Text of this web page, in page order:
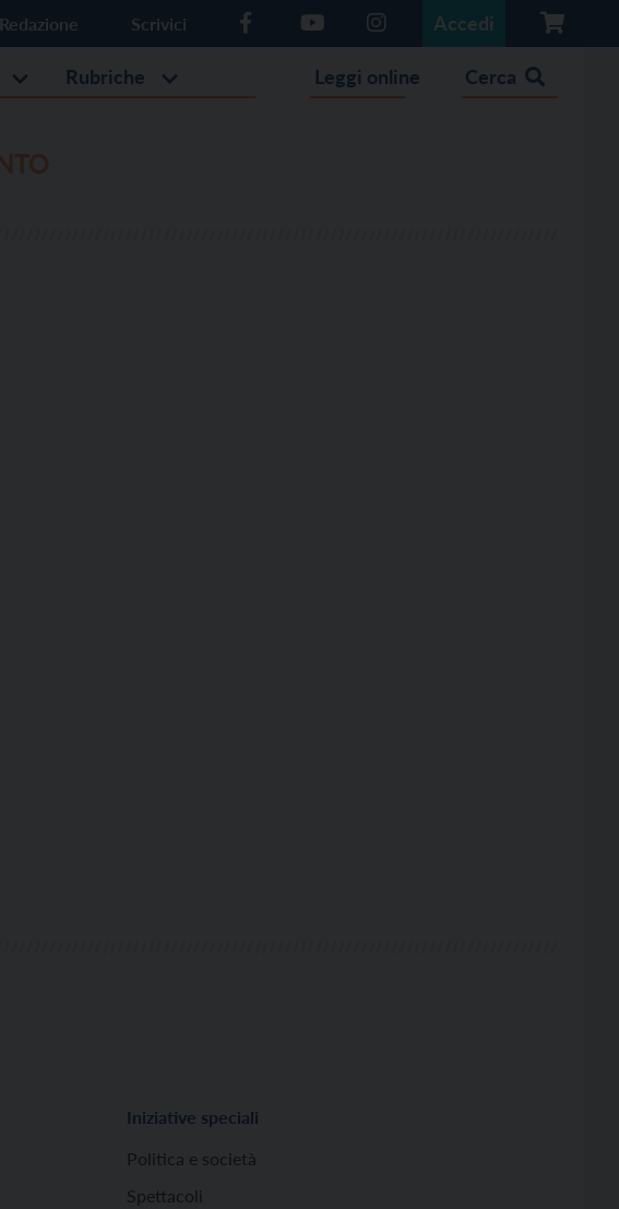
Redazione Scrivici Accedi
Rubriche Leggi online Cerca
Iniziative speciali
Politica e società
Spettacoli